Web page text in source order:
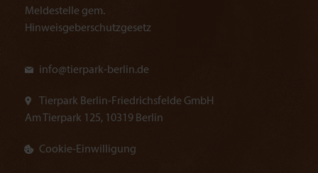
Meldestelle gem.
Hinweisgeberschutzgesetz
info@tierpark-berlin.de
Tierpark Berlin-Friedrichsfelde GmbH
Am Tierpark 125, 10319 Berlin
Cookie-Einwilligung